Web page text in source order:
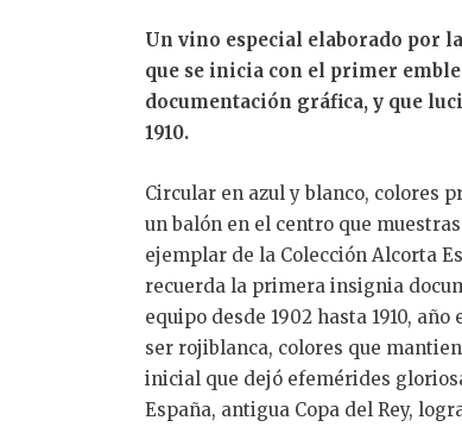
Un vino especial elaborado por
que se inicia con el primer
documentación gráfica, y que
1910.
Circular en azul y blanco, colores
un balón en el centro que
ejemplar de la Colección Alcorta
recuerda la primera insignia
equipo desde 1902 hasta 1910,
ser rojiblanca, colores que
inicial que dejó efemérides
España, antigua Copa del Rey,